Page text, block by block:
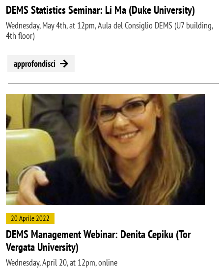
DEMS Statistics Seminar: Li Ma (Duke University)
Wednesday, May 4th, at 12pm, Aula del Consiglio DEMS (U7 building,
4th floor)
approfondisci
20 Aprile 2022
DEMS Management Webinar: Denita Cepiku (Tor
Vergata University)
Wednesday, April 20, at 12pm, online